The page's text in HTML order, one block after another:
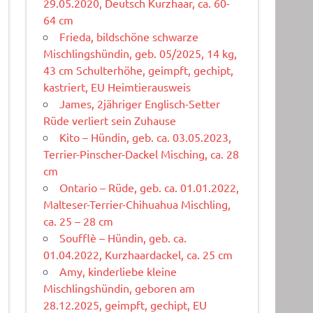
29.05.2020, Deutsch Kurzhaar, ca. 60-
64 cm
Frieda, bildschöne schwarze
Mischlingshündin, geb. 05/2025, 14 kg,
43 cm Schulterhöhe, geimpft, gechipt,
kastriert, EU Heimtierausweis
James, 2jähriger Englisch-Setter
Rüde verliert sein Zuhause
Kito – Hündin, geb. ca. 03.05.2023,
Terrier-Pinscher-Dackel Misching, ca. 28
cm
Ontario – Rüde, geb. ca. 01.01.2022,
Malteser-Terrier-Chihuahua Mischling,
ca. 25 – 28 cm
Soufflè – Hündin, geb. ca.
01.04.2022, Kurzhaardackel, ca. 25 cm
Amy, kinderliebe kleine
Mischlingshündin, geboren am
28.12.2025, geimpft, gechipt, EU